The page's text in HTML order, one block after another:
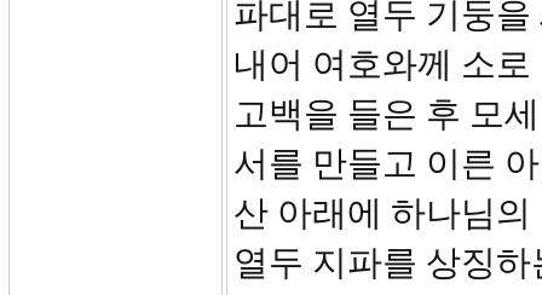
파대로 열두 기둥
내어 여호와께 소
고백을 들은 후 모
서를 만들고 이른
산 아래에 하나님
열두 지파를 상징